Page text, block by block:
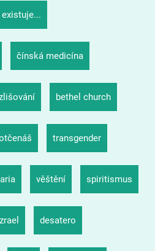
existuje...
čínská medicína
bethel church
transgender
věštění spiritismus
desatero